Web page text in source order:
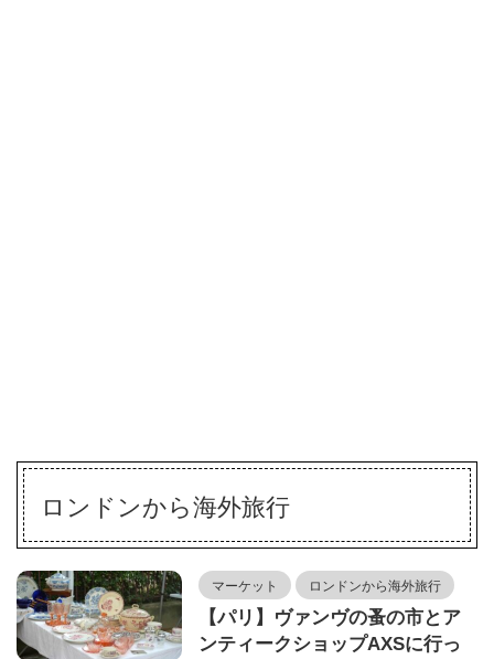
ロンドンから海外旅行
マーケット ロンドンから海外旅行
【パリ】ヴァンヴの蚤の市とア
ンティークショップAXSに行っ